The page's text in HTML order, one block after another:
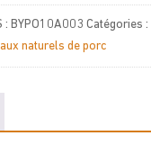
: BYPO10A003 Catégories :
naturels de porc